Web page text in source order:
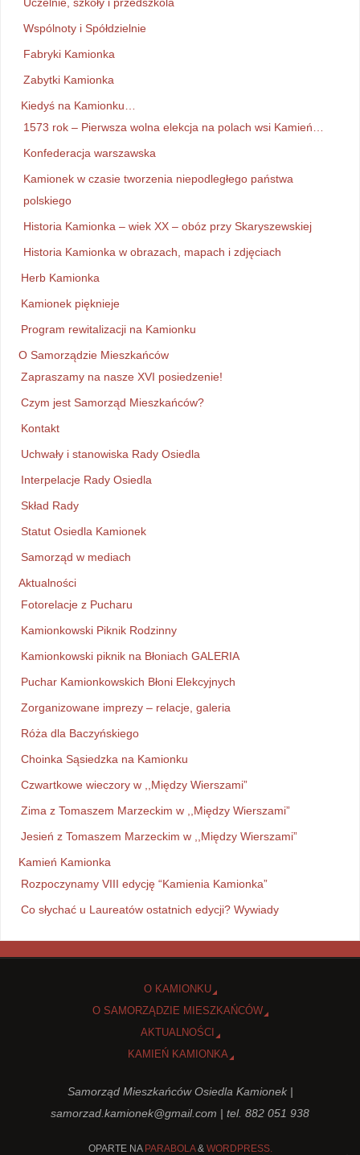
Wspólnoty i Spółdzielnie
Fabryki Kamionka
Zabytki Kamionka
Kiedyś na Kamionku…
1573 rok – Pierwsza wolna elekcja na polach wsi Kamień…
Konfederacja warszawska
Kamionek w czasie tworzenia niepodległego państwa
polskiego
Historia Kamionka – wiek XX – obóz przy Skaryszewskiej
Historia Kamionka w obrazach, mapach i zdjęciach
Herb Kamionka
Kamionek pięknieje
Program rewitalizacji na Kamionku
O Samorządzie Mieszkańców
Zapraszamy na nasze XVI posiedzenie!
Czym jest Samorząd Mieszkańców?
Kontakt
Uchwały i stanowiska Rady Osiedla
Interpelacje Rady Osiedla
Skład Rady
Statut Osiedla Kamionek
Samorząd w mediach
Aktualności
Fotorelacje z Pucharu
Kamionkowski Piknik Rodzinny
Kamionkowski piknik na Błoniach GALERIA
Puchar Kamionkowskich Błoni Elekcyjnych
Zorganizowane imprezy – relacje, galeria
Róża dla Baczyńskiego
Choinka Sąsiedzka na Kamionku
Czwartkowe wieczory w ,,Między Wierszami”
Zima z Tomaszem Marzeckim w ,,Między Wierszami”
Jesień z Tomaszem Marzeckim w ,,Między Wierszami”
Kamień Kamionka
Rozpoczynamy VIII edycję “Kamienia Kamionka”
Co słychać u Laureatów ostatnich edycji? Wywiady
O KAMIONKU
O SAMORZĄDZIE MIESZKAŃCÓW
AKTUALNOŚCI
KAMIEŃ KAMIONKA
Samorząd Mieszkańców Osiedla Kamionek |
samorzad.kamionek@gmail.com | tel. 882 051 938
OPARTE NA PARABOLA& WORDPRESS.